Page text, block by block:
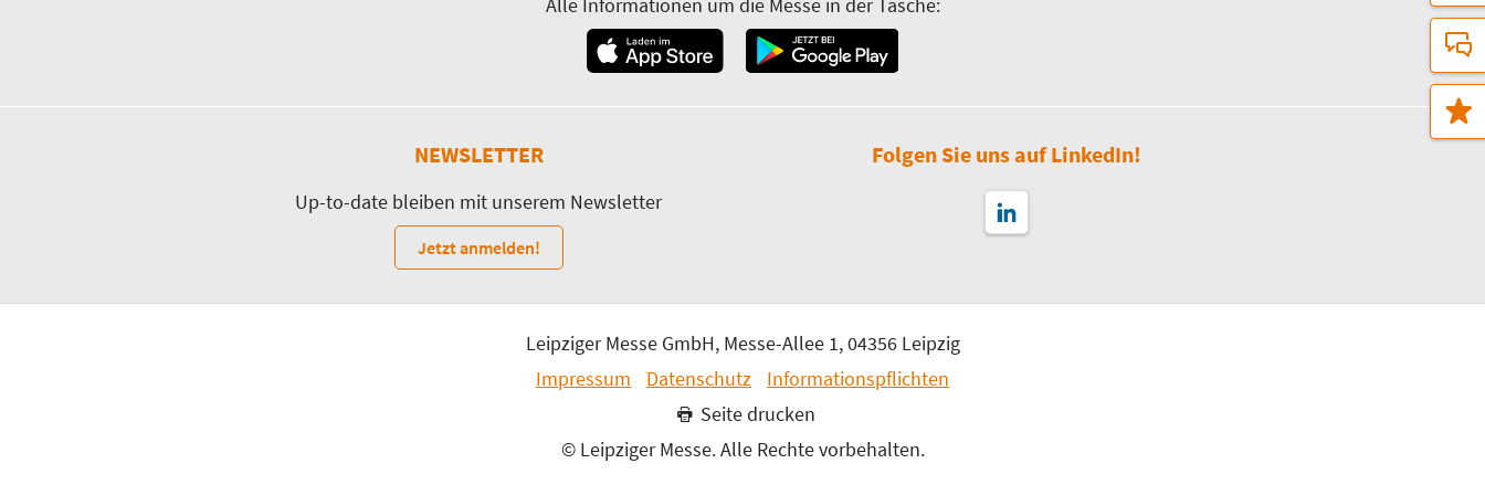
NEWSLETTER
Up-to-date bleiben mit unserem Newsletter
Jetzt anmelden!
Folgen Sie uns auf LinkedIn!
Leipziger Messe GmbH, Messe-Allee 1, 04356 Leipzig
Impressum
Datenschutz
Informationspflichten
Seite drucken
© Leipziger Messe. Alle Rechte vorbehalten.